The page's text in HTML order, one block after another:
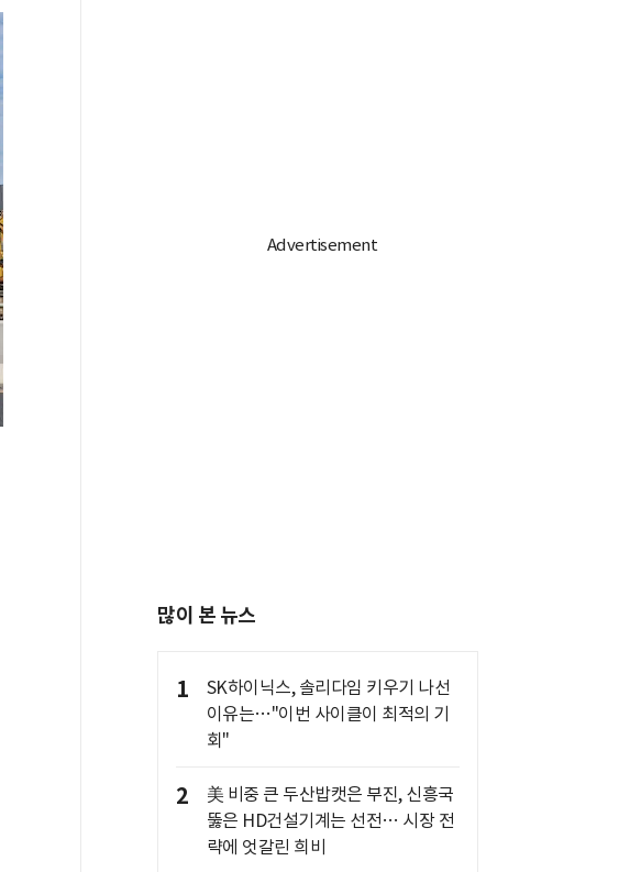
많이 본 뉴스
1
SK하이닉스, 솔리다임 키우기 나선
이유는…"이번 사이클이 최적의 기
회"
2
美 비중 큰 두산밥캣은 부진, 신흥국
뚫은 HD건설기계는 선전… 시장 전
략에 엇갈린 희비